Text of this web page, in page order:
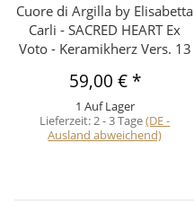
Cuore di Argilla by Elisabetta
Carli - SACRED HEART Ex
Voto - Keramikherz Vers. 13
59,00 € *
1 Auf Lager
Lieferzeit:2 - 3 Tage(DE -
Ausland abweichend)